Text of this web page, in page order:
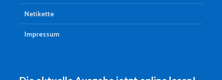
Netikette
Impressum